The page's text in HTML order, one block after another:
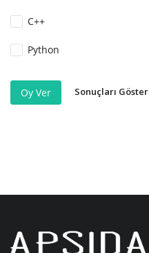
C++
Python
Oy Ver Sonuçları Göster